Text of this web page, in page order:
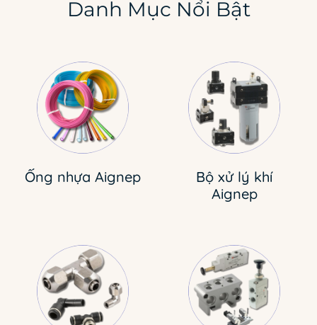
Danh Mục Nổi Bật
Ống nhựa Aignep
Bộ xử lý khí
Aignep